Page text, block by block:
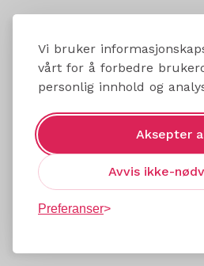
Vi bruker
vårt for å forbedre
personlig innhold og
Aksepter
Avvis ikke-
Preferanser